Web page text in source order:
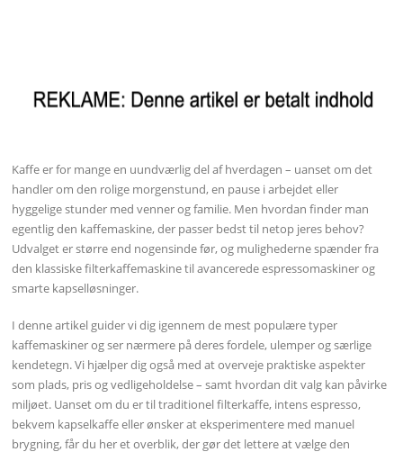
Kaffe er for mange en uundværlig del af hverdagen – uanset om det
handler om den rolige morgenstund, en pause i arbejdet eller
hyggelige stunder med venner og familie. Men hvordan finder man
egentlig den kaffemaskine, der passer bedst til netop jeres behov?
Udvalget er større end nogensinde før, og mulighederne spænder fra
den klassiske filterkaffemaskine til avancerede espressomaskiner og
smarte kapselløsninger.
I denne artikel guider vi dig igennem de mest populære typer
kaffemaskiner og ser nærmere på deres fordele, ulemper og særlige
kendetegn. Vi hjælper dig også med at overveje praktiske aspekter
som plads, pris og vedligeholdelse – samt hvordan dit valg kan påvirke
miljøet. Uanset om du er til traditionel filterkaffe, intens espresso,
bekvem kapselkaffe eller ønsker at eksperimentere med manuel
brygning, får du her et overblik, der gør det lettere at vælge den